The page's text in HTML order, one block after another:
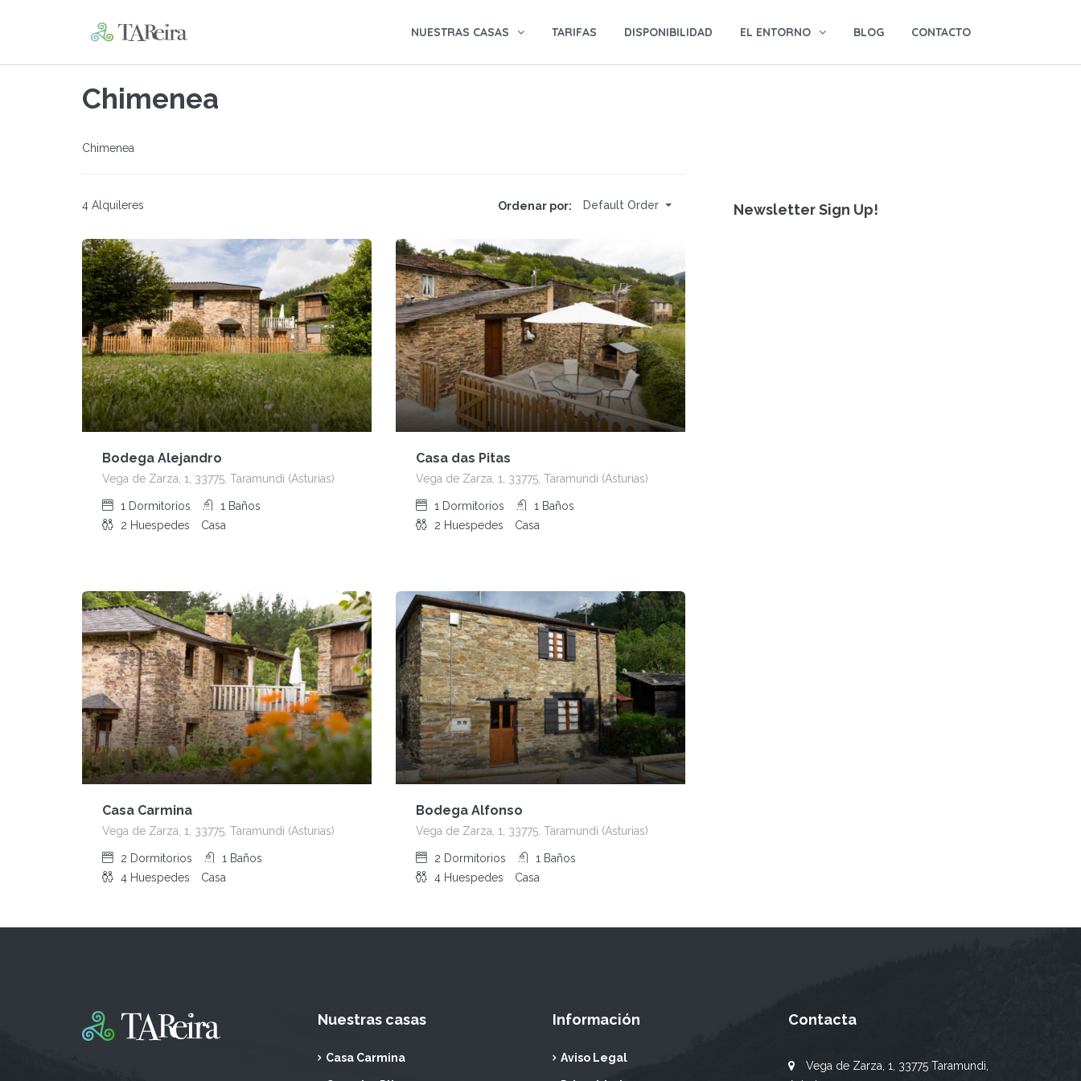
NUESTRAS CASAS TARIFAS DISPONIBILIDAD EL ENTORNO BLOG CONTACTO
Chimenea
Chimenea
4 Alquileres Ordenar por: Default Order
Bodega Alejandro
Vega de Zarza, 1, 33775, Taramundi (Asturias)
1 Dormitorios 1 Baños
2 Huespedes Casa
Casa das Pitas
Vega de Zarza, 1, 33775, Taramundi (Asturias)
1 Dormitorios 1 Baños
2 Huespedes Casa
Casa Carmina
Vega de Zarza, 1, 33775, Taramundi (Asturias)
2 Dormitorios 1 Baños
4 Huespedes Casa
Bodega Alfonso
Vega de Zarza, 1, 33775, Taramundi (Asturias)
2 Dormitorios 1 Baños
4 Huespedes Casa
Newsletter Sign Up!
Nuestras casas
Casa Carmina
Información
Aviso Legal
Contacta
Vega de Zarza, 1, 33775 Taramundi,